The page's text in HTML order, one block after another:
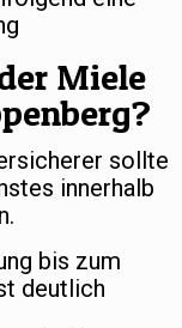
Miele
sollte
innerhalb
bis zum
deutlich